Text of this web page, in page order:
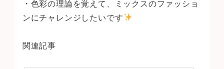
・色彩の理論を覚えて、ミックスのファッショ
ンにチャレンジしたいです
関連記事